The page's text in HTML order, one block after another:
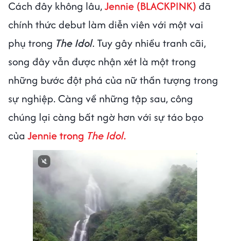
Cách đây không lâu,Jennie (BLACKPINK) đã
chính thức debut làm diễn viên với một vai
phụ trong The Idol. Tuy gây nhiều tranh cãi,
song đây vẫn được nhận xét là một trong
những bước đột phá của nữ thần tượng trong
sự nghiệp. Càng về những tập sau, công
chúng lại càng bất ngờ hơn với sự táo bạo
của Jennie trong The Idol.